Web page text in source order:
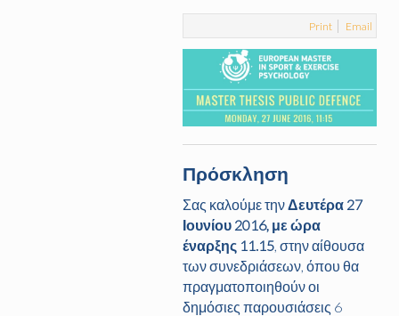
Print Email
Πρόσκληση
Σας καλούμε την Δευτέρα 27
Ιουνίου 2016, με ώρα
έναρξης 11.15 , στην αίθουσα
των συνεδριάσεων, όπου θα
πραγματοποιηθούν οι
δημόσιες παρουσιάσεις 6